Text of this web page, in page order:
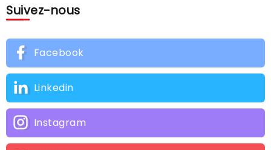
Suivez-nous
Facebook
Linkedin
Instagram